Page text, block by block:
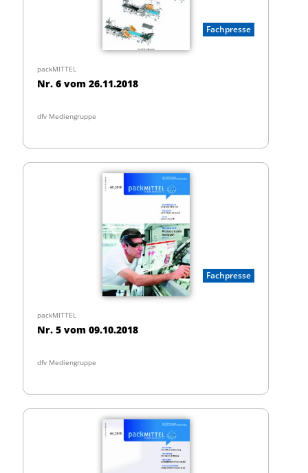
Fachpresse
packMITTEL
Nr. 6 vom 26.11.2018
dfv Mediengruppe
Fachpresse
packMITTEL
Nr. 5 vom 09.10.2018
dfv Mediengruppe